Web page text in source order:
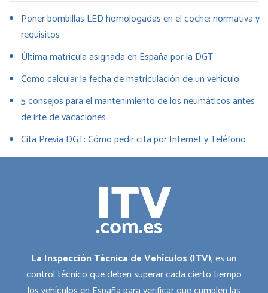
Poner bombillas LED homologadas en el coche: normativa y
requisitos
Última matrícula asignada en España por la DGT
Cómo calcular la fecha de matriculación de un vehículo
5 consejos para el mantenimiento de los neumáticos antes
de irte de vacaciones
Cita Previa DGT: Cómo pedir cita por Internet y Teléfono
La Inspección Técnica de Vehículos (ITV), es un
control técnico que deben superar cada cierto tiempo